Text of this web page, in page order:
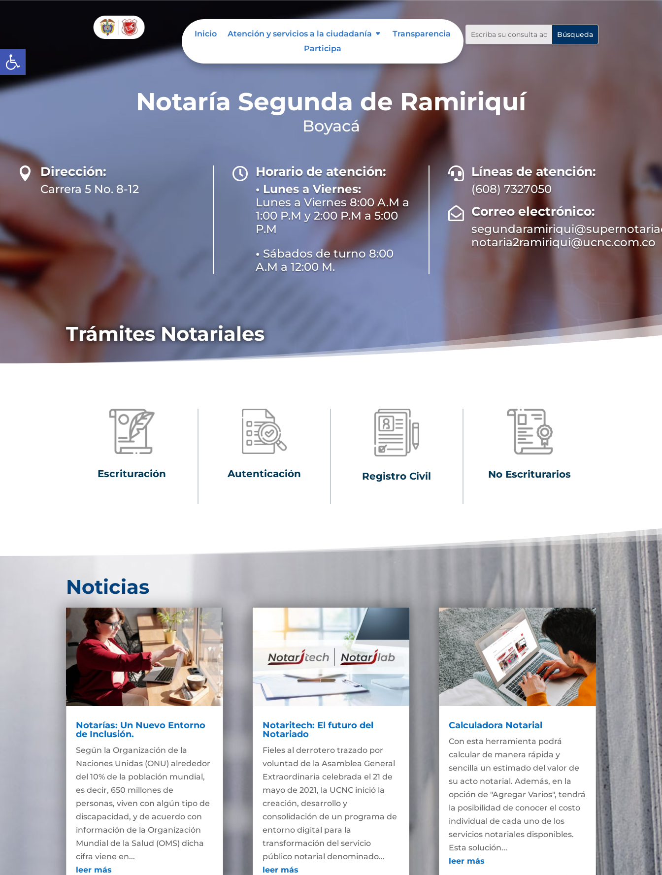
Abrir barra de herramientas
Inicio Atención y servicios a la ciudadanía
Transparencia
Participa
Notaría Segunda de Ramiriquí
Boyacá
 Dirección:
Carrera 5 No. 8-12
 Horario de atención:
• Lunes a Viernes:
Lunes a Viernes 8:00 A.M a
1:00 P.M y 2:00 P.M a 5:00
P.M
• Sábados de turno 8:00
A.M a 12:00 M.
 Líneas de atención:
(608) 7327050
 Correo electrónico:
notaria2ramiriqui@ucnc.com.co
Trámites Notariales
Escrituración Autenticación Registro Civil No Escriturarios
Noticias
Notarías: Un Nuevo Entorno
de Inclusión.
Según la Organización de la
Naciones Unidas (ONU) alrededor
del 10% de la población mundial,
es decir, 650 millones de
personas, viven con algún tipo de
discapacidad, y de acuerdo con
información de la Organización
Mundial de la Salud (OMS) dicha
cifra viene en...
leer más
Notaritech: El futuro del
Notariado
Fieles al derrotero trazado por
voluntad de la Asamblea General
Extraordinaria celebrada el 21 de
mayo de 2021, la UCNC inició la
creación, desarrollo y
consolidación de un programa de
entorno digital para la
transformación del servicio
público notarial denominado...
leer más
Calculadora Notarial
Con esta herramienta podrá
calcular de manera rápida y
sencilla un estimado del valor de
su acto notarial. Además, en la
opción de "Agregar Varios", tendrá
la posibilidad de conocer el costo
individual de cada uno de los
servicios notariales disponibles.
Esta solución...
leer más